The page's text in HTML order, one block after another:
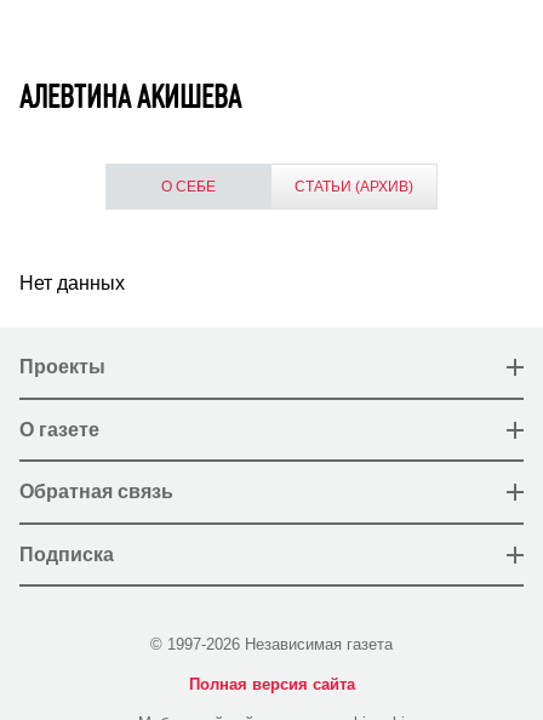
АЛЕВТИНА АКИШЕВА
О СЕБЕ СТАТЬИ (АРХИВ)
Нет данных
Проекты
О газете
Обратная связь
Подписка
© 1997-2026 Независимая газета
Полная версия сайта